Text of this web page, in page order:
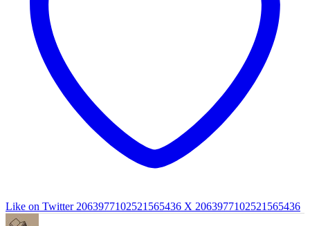
Like on Twitter 2063977102521565436 X 2063977102521565436